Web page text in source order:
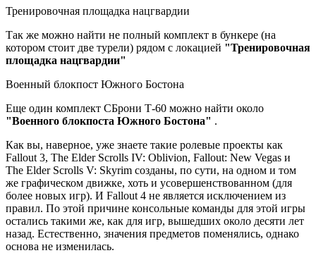
Тренировочная площадка нацгвардии
Так же можно найти не полный комплект в бункере (на
котором стоит две турели) рядом с локацией "Тренировочная
площадка нацгвардии"
Военный блокпост Южного Бостона
Еще один комплект СБрони Т-60 можно найти около
"Военного блокпоста Южного Бостона" .
Как вы, наверное, уже знаете такие ролевые проекты как
Fallout 3, The Elder Scrolls IV: Oblivion, Fallout: New Vegas и
The Elder Scrolls V: Skyrim созданы, по сути, на одном и том
же графическом движке, хоть и усовершенствованном (для
более новых игр). И Fallout 4 не является исключением из
правил. По этой причине консольные команды для этой игры
остались такими же, как для игр, вышедших около десяти лет
назад. Естественно, значения предметов поменялись, однако
основа не изменилась.